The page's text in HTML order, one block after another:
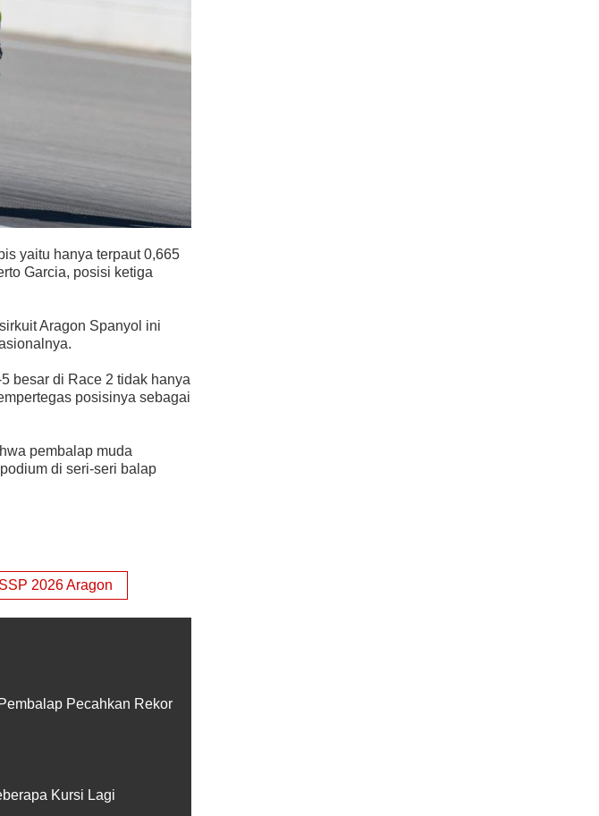
yaitu hanya terpaut 0,665
Garcia, posisi ketiga
Aragon Spanyol ini
besar di Race 2 tidak hanya
posisinya sebagai
pembalap muda
di seri-seri balap
2026 Aragon
Pecahkan Rekor
Kursi Lagi